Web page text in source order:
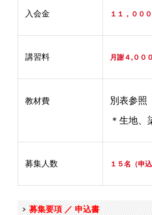
入会金 １１，０００
講習料 月謝４,００
教材費
別表参照
＊生地、
募集人数 １５名（申込
募集要項 ／ 申込書